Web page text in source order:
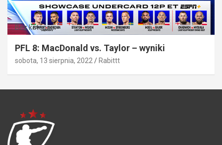
Bez kategorii
PFL 8: MacDonald vs. Taylor – wyniki
sobota, 13 sierpnia, 2022 Rabittt